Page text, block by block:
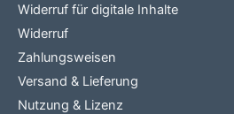
Widerruf für digitale Inhalte
Widerruf
Zahlungsweisen
Versand & Lieferung
Nutzung & Lizenz